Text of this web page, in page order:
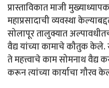
प्रास्ताविकात माजी
महाप्रसादाची व्यवस्था
सोलापूर तालुक्यात
वैद्य यांच्या कामाचे कौतुक केले.
ते महत्त्वाचे काम सोमनाथ
करून त्यांच्या कार्याचा गौरव